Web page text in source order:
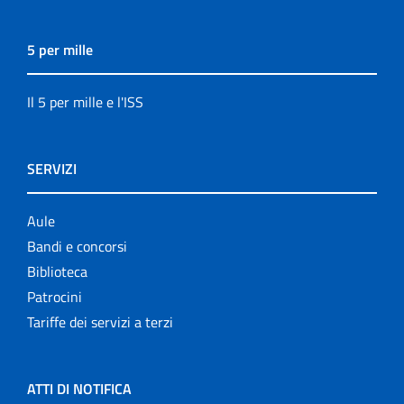
5 per mille
Il 5 per mille e l'ISS
SERVIZI
Aule
Bandi e concorsi
Biblioteca
Patrocini
Tariffe dei servizi a terzi
ATTI DI NOTIFICA